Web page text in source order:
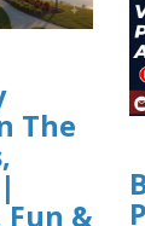
The
Fun &